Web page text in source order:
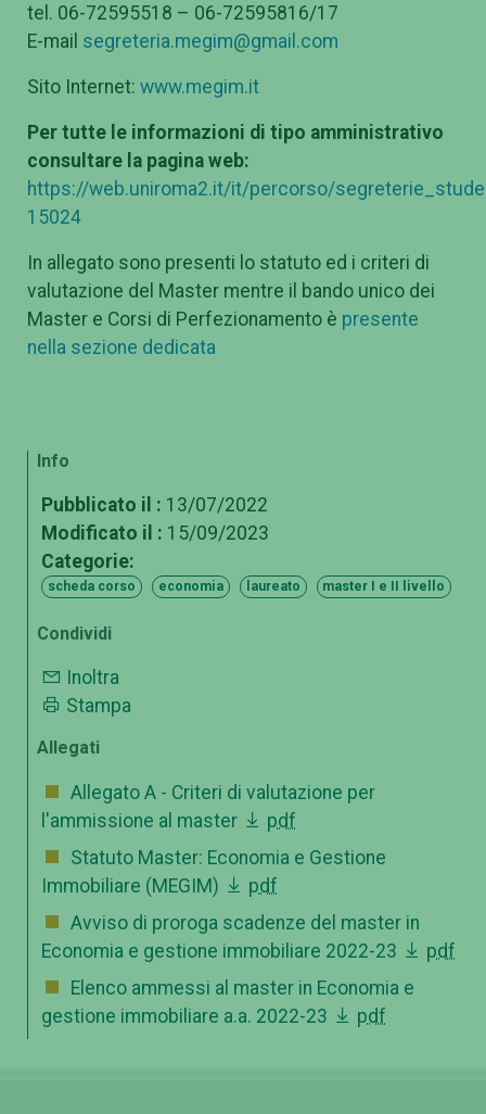
tel. 06-72595518 – 06-72595816/17
E-mail segreteria.megim@gmail.com
Sito Internet: www.megim.it
Per tutte le informazioni di tipo amministrativo
consultare la pagina web:
https://web.uniroma2.it/it/percorso/
15024
In allegato sono presenti lo statuto ed i criteri di
valutazione del Master mentre il bando unico dei
Master e Corsi di Perfezionamento è presente
nella sezione dedicata
Info
Pubblicato il : 13/07/2022
Modificato il : 15/09/2023
Categorie:
scheda corso economia laureato master I e II livello
Condividi
Inoltra
Stampa
Allegati
Allegato A - Criteri di valutazione per
l'ammissione al master
pdf
Statuto Master: Economia e Gestione
Immobiliare (MEGIM)
pdf
Avviso di proroga scadenze del master in
Economia e gestione immobiliare 2022-23
pdf
Elenco ammessi al master in Economia e
gestione immobiliare a.a. 2022-23
pdf